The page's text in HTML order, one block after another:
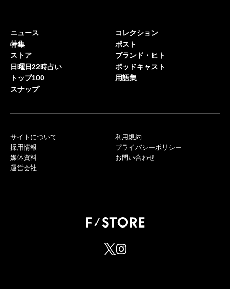
ニュース
特集
ストア
日曜日22時占い
トップ100
スナップ
コレクション
ポスト
ブランド・ヒト
ポッドキャスト
用語集
サイトについて
採用情報
媒体資料
運営会社
利用規約
プライバシーポリシー
お問い合わせ